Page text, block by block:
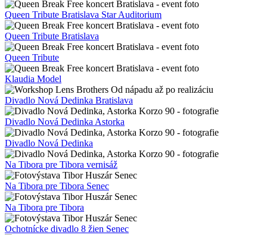
Queen Tribute Bratislava Star Auditorium
Queen Tribute Bratislava
Queen Tribute
Klaudia Model
Divadlo Nová Dedinka Bratislava
Divadlo Nová Dedinka Astorka
Divadlo Nová Dedinka
Na Tibora pre Tibora vernisáž
Na Tibora pre Tibora Senec
Na Tibora pre Tibora
Ochotnícke divadlo 8 žien Senec